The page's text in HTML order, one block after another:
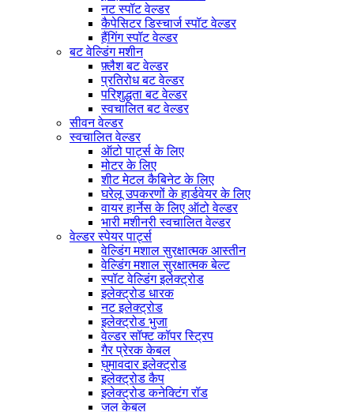
नट स्पॉट वेल्डर
कैपेसिटर डिस्चार्ज स्पॉट वेल्डर
हैंगिंग स्पॉट वेल्डर
बट वेल्डिंग मशीन
फ़्लैश बट वेल्डर
प्रतिरोध बट वेल्डर
परिशुद्धता बट वेल्डर
स्वचालित बट वेल्डर
सीवन वेल्डर
स्वचालित वेल्डर
ऑटो पार्ट्स के लिए
मोटर के लिए
शीट मेटल कैबिनेट के लिए
घरेलू उपकरणों के हार्डवेयर के लिए
वायर हार्नेस के लिए ऑटो वेल्डर
भारी मशीनरी स्वचालित वेल्डर
वेल्डर स्पेयर पार्ट्स
वेल्डिंग मशाल सुरक्षात्मक आस्तीन
वेल्डिंग मशाल सुरक्षात्मक बेल्ट
स्पॉट वेल्डिंग इलेक्ट्रोड
इलेक्ट्रोड धारक
नट इलेक्ट्रोड
इलेक्ट्रोड भुजा
वेल्डर सॉफ्ट कॉपर स्ट्रिप
गैर प्रेरक केबल
घुमावदार इलेक्ट्रोड
इलेक्ट्रोड कैप
इलेक्ट्रोड कनेक्टिंग रॉड
जल केबल